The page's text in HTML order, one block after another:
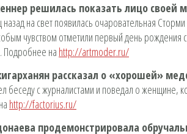
решилась показать лицо своей
на свет появилась очаровательная
чувством отметили первый день
Подробнее на http://artmoder.ru/
рассказал о «хорошей»
беседу с журналистами и поведал о женщине,
http://factorius.ru/
продемонстрировала